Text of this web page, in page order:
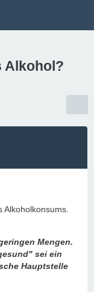
Alkohol?
Mengen.
sei ein
Hauptstelle